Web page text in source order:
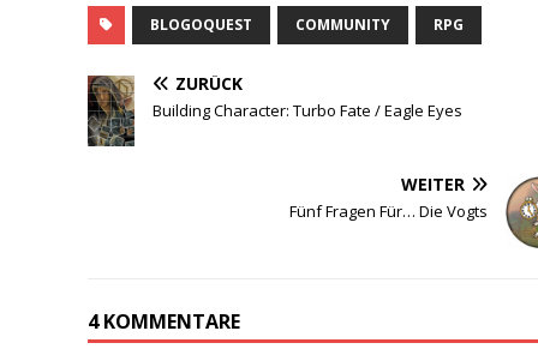
BLOGOQUEST COMMUNITY RPG
ZURÜCK
Building Character: Turbo Fate / Eagle Eyes
WEITER
Fünf Fragen Für… Die Vogts
4 KOMMENTARE